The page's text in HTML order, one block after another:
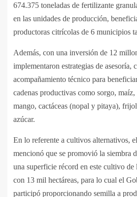
674.375 toneladas de fertilizante
en las unidades de producción,
productoras citrícolas de 6 municipios
Además, con una inversión de 12
implementaron estrategias de asesoría,
acompañamiento técnico para
cadenas productivas como sorgo,
mango, cactáceas (nopal y pitaya),
azúcar.
En lo referente a cultivos alternativos,
mencionó que se promovió la siembra
una superficie récord en este cultivo de
con 13 mil hectáreas, para lo cual el
participó proporcionando semilla a